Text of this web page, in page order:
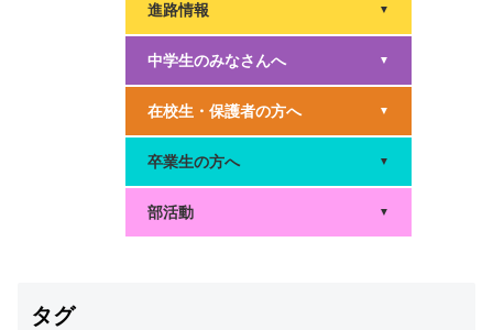
進路情報 ▼
中学生のみなさんへ ▼
在校生・保護者の方へ ▼
卒業生の方へ ▼
部活動 ▼
タグ